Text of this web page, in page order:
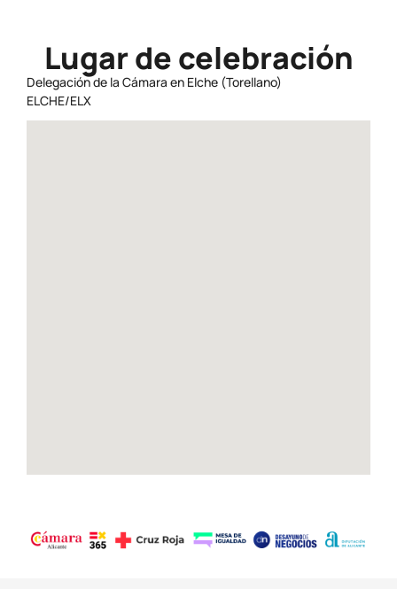
Lugar de celebración
Delegación de la Cámara en Elche (Torellano)
ELCHE/ELX